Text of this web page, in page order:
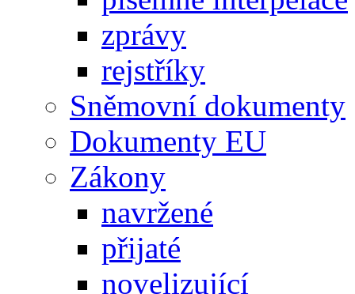
zprávy
rejstříky
Sněmovní dokumenty
Dokumenty EU
Zákony
navržené
přijaté
novelizující